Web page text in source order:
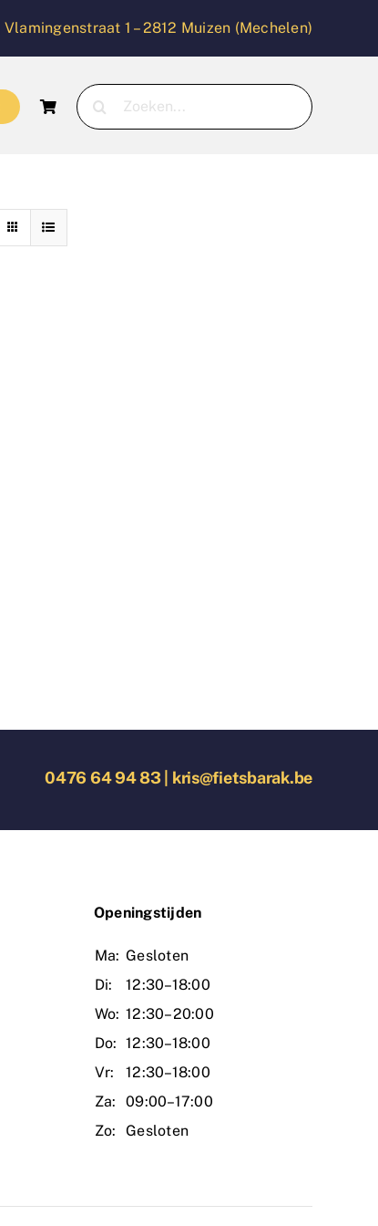
Vlamingenstraat 1 – 2812 Muizen (Mechelen)
Zoeken
naar:
0476 64 94 83| kris@fietsbarak.be
Openingstijden
Ma: Gesloten
Di:
12:30–18:00
Wo: 12:30–20:00
Do: 12:30–18:00
Vr:
12:30–18:00
Za:
09:00–17:00
Zo:
Gesloten